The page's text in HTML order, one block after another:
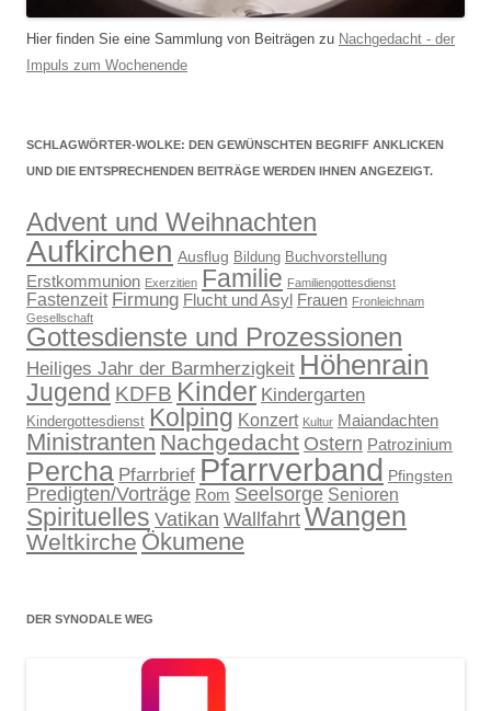
Hier finden Sie eine Sammlung von Beiträgen zu Nachgedacht - der
Impuls zum Wochenende
SCHLAGWÖRTER-WOLKE: DEN GEWÜNSCHTEN BEGRIFF ANKLICKEN
UND DIE ENTSPRECHENDEN BEITRÄGE WERDEN IHNEN ANGEZEIGT.
Advent und Weihnachten
Aufkirchen Ausflug Bildung Buchvorstellung
Erstkommunion Exerzitien Familie Familiengottesdienst
Fastenzeit Firmung Flucht und Asyl Frauen Fronleichnam
Gesellschaft
Gottesdienste und Prozessionen
Heiliges Jahr der Barmherzigkeit Höhenrain
Jugend KDFB Kinder Kindergarten
Kindergottesdienst Kolping Konzert Kultur Maiandachten
Ministranten Nachgedacht Ostern Patrozinium
Percha Pfarrbrief Pfarrverband Pfingsten
Predigten/Vorträge Rom Seelsorge Senioren
Spirituelles Vatikan WallfahrtWangen
Weltkirche Ökumene
DER SYNODALE WEG